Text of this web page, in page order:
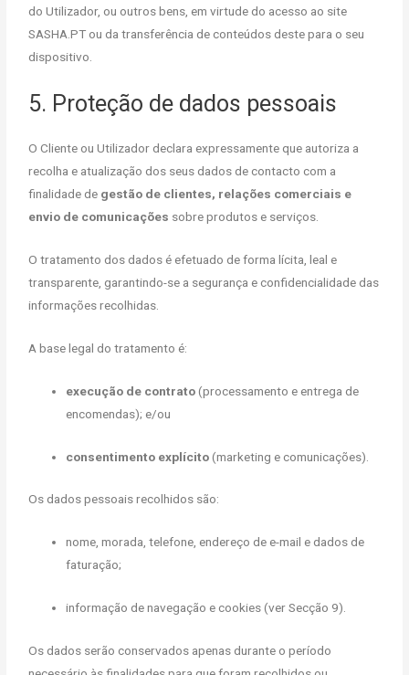
do Utilizador, ou outros bens, em virtude do acesso ao site
SASHA.PT ou da transferência de conteúdos deste para o seu
dispositivo.
5. Proteção de dados pessoais
O Cliente ou Utilizador declara expressamente que autoriza a
recolha e atualização dos seus dados de contacto com a
finalidade de gestão de clientes, relações comerciais e
envio de comunicações sobre produtos e serviços.
O tratamento dos dados é efetuado de forma lícita, leal e
transparente, garantindo-se a segurança e confidencialidade das
informações recolhidas.
A base legal do tratamento é:
execução de contrato(processamento e entrega de
encomendas); e/ou
consentimento explícito(marketing e comunicações).
Os dados pessoais recolhidos são:
nome, morada, telefone, endereço de e-mail e dados de
faturação;
informação de navegação e cookies (ver Secção 9).
Os dados serão conservados apenas durante o período